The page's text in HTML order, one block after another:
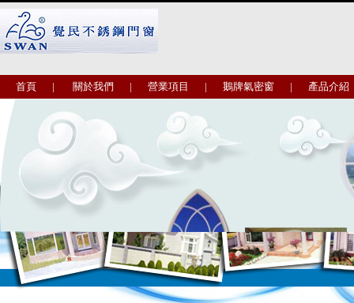
首頁 | 關於我們 | 營業項目 | 鵝牌氣密窗 | 產品介紹